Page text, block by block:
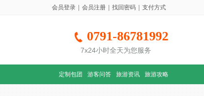
会员登录 会员注册 找回密码 支付方式
0791-86781992
7x24小时全天为您服务
定制包团 游客问答 旅游资讯 旅游攻略